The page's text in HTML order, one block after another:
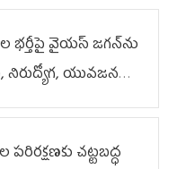
భర్తీపై వైయస్ జగన్‌ను
నిరుద్యోగ, యువజన
చట్టబద్ధ